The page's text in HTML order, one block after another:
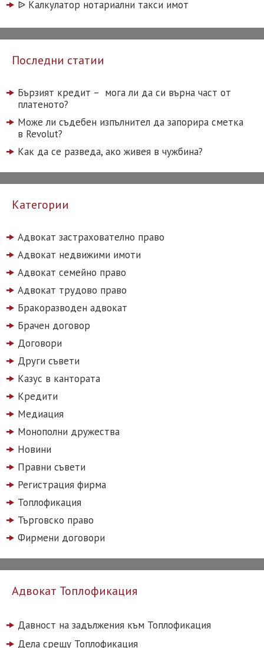
ᐉ️ Калкулатор нотариални такси имот
Последни статии
Бързият кредит – мога ли да си върна част от
платеното?
Може ли съдебен изпълнител да запорира сметка
в Revolut?
Как да се разведа, ако живея в чужбина?
Категории
Адвокат застрахователно право
Адвокат недвижими имоти
Адвокат семейно право
Адвокат трудово право
Бракоразводен адвокат
Брачен договор
Договори
Други съвети
Казус в кантората
Кредити
Медиация
Монополни дружества
Новини
Правни съвети
Регистрация фирма
Топлофикация
Търговско право
Фирмени договори
Адвокат Топлофикация
Давност на задължения към Топлофикация
Дела срещу Топлофикация